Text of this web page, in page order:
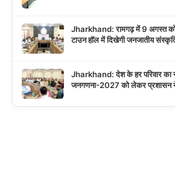
Jharkhand: रामगढ़ में 9 अगस्त को
टाउन हॉल में दिखेगी जनजातीय
Jharkhand: देश के हर परिवार का
जनगणना-2027 को लेकर प्रशासन